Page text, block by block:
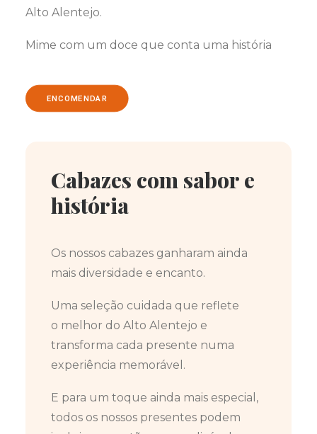
Alto Alentejo.
Mime com um doce que conta uma história
ENCOMENDAR
Cabazes com sabor e
história
Os nossos cabazes ganharam ainda
mais diversidade e encanto.
Uma seleção cuidada que reflete
o melhor do Alto Alentejo e
transforma cada presente numa
experiência memorável.
E para um toque ainda mais especial,
todos os nossos presentes podem